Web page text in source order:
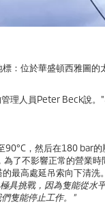
：位於華盛頓西雅圖
理人員Peter Beck說。"
，然后在180 bar
了不影響正常的營業
最高處延吊索向下清洗
挑戰，因為隻能從水
隻能停止工作。"